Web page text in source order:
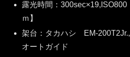
露光時間：
ｍ】
架台：タカハシ EM-
オートガイド